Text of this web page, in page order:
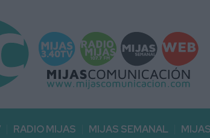
RADIO MIJAS MIJAS SEMANAL